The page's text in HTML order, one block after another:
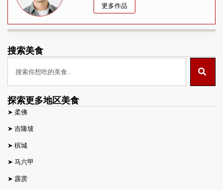
更多作品
搜索美食
探索更多地区美食
➤ 柔佛
➤ 吉隆坡
➤ 槟城
➤ 马六甲
➤ 霹雳